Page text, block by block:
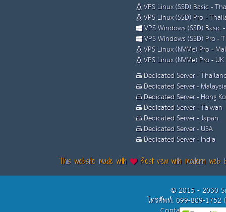
VPS Linux (SSD) Basic -
VPS Linux (SSD) Pro -
VPS Windows (SSD) Basic
VPS Windows (SSD) Pro -
VPS Linux (NVMe) Pro -
VPS Linux (NVMe) Pro - UK
Dedicated Server -
Dedicated Server -
Dedicated Server - Hong
Dedicated Server - Taiwan
Dedicated Server - Japan
Dedicated Server - USA
Dedicated Server - India
This website made with Best view with modern web
© 2015 - 2030
โทรศัพท์: 099-809-1752